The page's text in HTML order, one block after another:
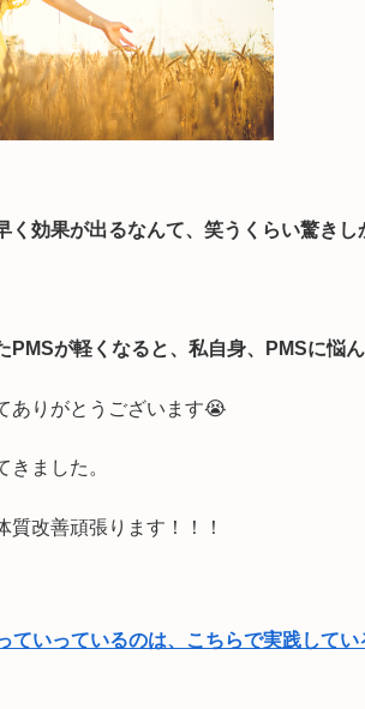
く効果が出るなんて、笑うくらい驚きし
PMSが軽くなると、私自身、PMSに悩
ありがとうございます😭
きました。
改善頑張ります！！！
ていっているのは、こちらで実践してい